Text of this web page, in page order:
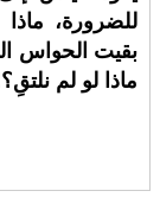
للضرورة،
بقيت الحواس
ماذا لو لم